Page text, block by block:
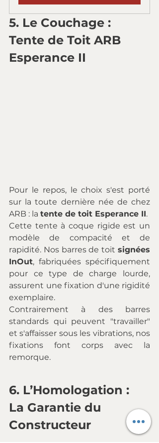
5. Le Couchage :
Tente de Toit ARB
Esperance II
Pour le repos, le choix s'est porté
sur la toute dernière née de chez
ARB : la tente de toit Esperance II.
Cette tente à coque rigide est un
modèle de compacité et de
rapidité. Nos barres de toit signées
InOut, fabriquées spécifiquement
pour ce type de charge lourde,
assurent une fixation d'une rigidité
exemplaire.
Contrairement à des barres
standards qui peuvent "travailler"
et s'affaisser sous les vibrations, nos
fixations font corps avec la
remorque.
6. L’Homologation :
La Garantie du
Constructeur